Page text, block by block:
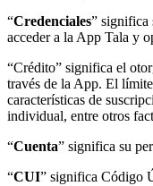
“Credenciales” significa
acceder a la App Tala y
“Crédito” significa el
través de la App. El
características de
individual, entre otros
“Cuenta” significa su
“CUI” significa Código